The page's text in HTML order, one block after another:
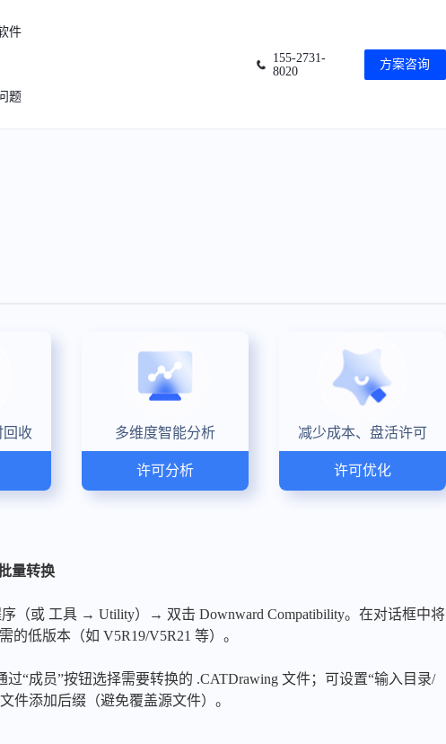
件
题
155-2731-
8020
方案咨询
回收 多维度智能分析
许可分析
减少成本、盘活许可
许可优化
量转换
（或 工具 → Utility）→ 双击 Downward Compatibility。在对话框中将
的低版本（如 V5R19/V5R21 等）。
“成员”按钮选择需要转换的 .CATDrawing 文件；可设置“输入目录/
件添加后缀（避免覆盖源文件）。